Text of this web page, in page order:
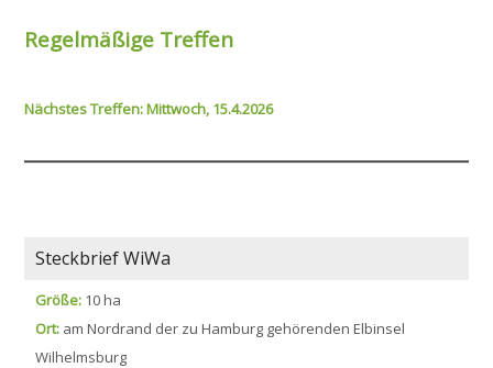
Regelmäßige Treffen
Nächstes Treffen: Mittwoch, 15.4.2026
Steckbrief WiWa
Größe: 10 ha
Ort: am Nordrand der zu Hamburg gehörenden Elbinsel
Wilhelmsburg